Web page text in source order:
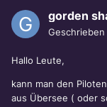
gorden
Geschrieben
Hallo Leute,
kann man den
aus Übersee ( oder